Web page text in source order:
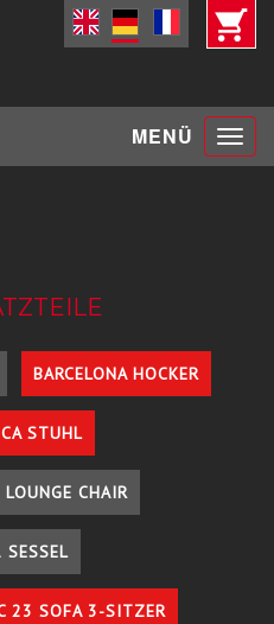
MENÜ Toggle
BARCELONA HOCKER
STUHL
LOUNGE CHAIR
SESSEL
23 SOFA 3-SITZER